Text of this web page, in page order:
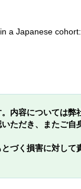
a Japanese
内容については弊
ただき、またご自
づく損害に対して